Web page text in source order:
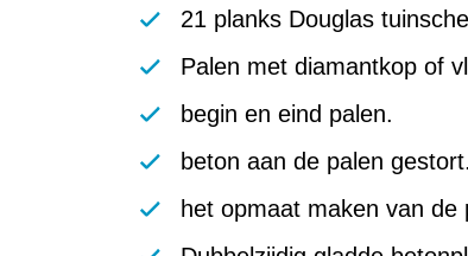
21 planks Douglas
Palen met diamantkop of
begin en eind palen.
beton aan de palen gestort.
het opmaat maken van de